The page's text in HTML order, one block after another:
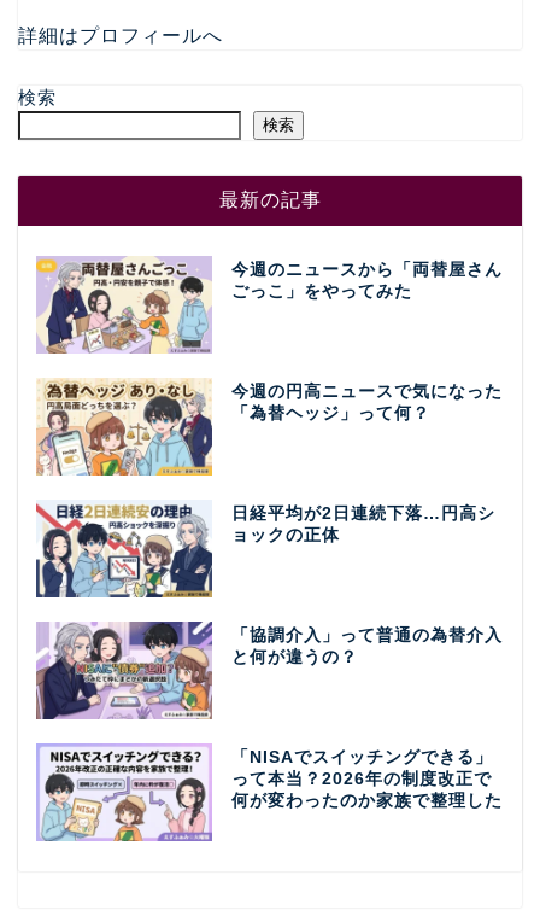
詳細はプロフィールへ
検索
検索
最新の記事
今週のニュースから「両替屋さん
ごっこ」をやってみた
今週の円高ニュースで気になった
「為替ヘッジ」って何？
日経平均が2日連続下落…円高シ
ョックの正体
「協調介入」って普通の為替介入
と何が違うの？
「NISAでスイッチングできる」
って本当？2026年の制度改正で
何が変わったのか家族で整理した